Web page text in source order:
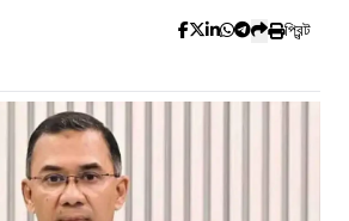
প্রিন্ট